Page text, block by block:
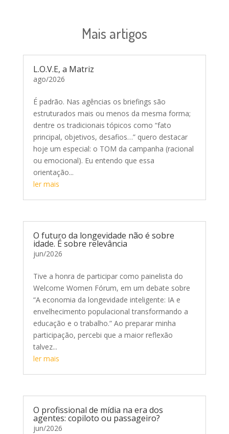
Mais artigos
L.O.V.E, a Matriz
ago/2026
É padrão. Nas agências os briefings são
estruturados mais ou menos da mesma forma;
dentre os tradicionais tópicos como “fato
principal, objetivos, desafios…” quero destacar
hoje um especial: o TOM da campanha (racional
ou emocional). Eu entendo que essa
orientação...
ler mais
O futuro da longevidade não é sobre
idade. É sobre relevância
jun/2026
Tive a honra de participar como painelista do
Welcome Women Fórum, em um debate sobre
“A economia da longevidade inteligente: IA e
envelhecimento populacional transformando a
educação e o trabalho.” Ao preparar minha
participação, percebi que a maior reflexão
talvez...
ler mais
O profissional de mídia na era dos
agentes: copiloto ou passageiro?
jun/2026